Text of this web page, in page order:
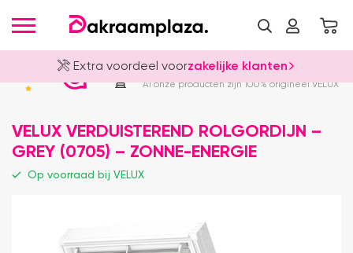
Extra voordeel voorzakelijke klanten
Officieel VELUX Dealer
Al onze producten zijn 100% origineel VELUX
VELUX VERDUISTEREND ROLGORDIJN –
GREY (0705) – ZONNE-ENERGIE
Op voorraad bij VELUX